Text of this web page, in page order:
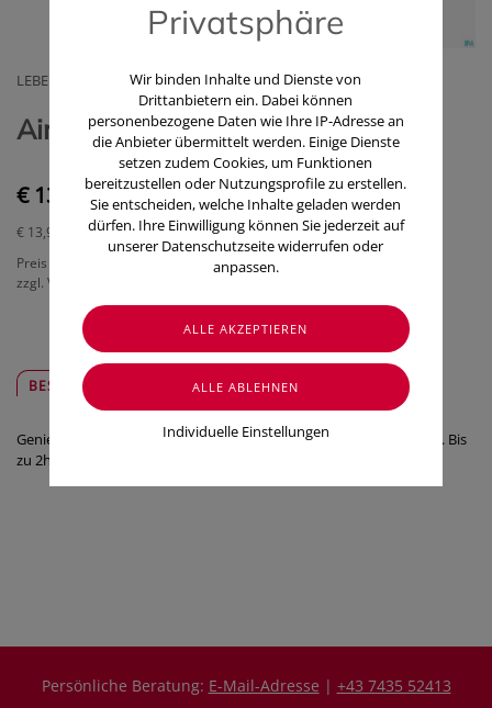
LEBENSWERT-PHARMA GMBH
Airflip Towel Grau 1 Stück
€ 13,90
€ 13,90
/ Stück
Preis inkl. MwSt.
zzgl. Versandkosten
BESCHREIBUNG SICHER & REGIONAL
Genieße unmittelbare Abkühlung beim Sport und an heißen Tage. Bis
zu 2h stark kühlende Wirkung.
Privatsphäre
Wir binden Inhalte und Dienste von
Drittanbietern ein. Dabei können
personenbezogene Daten wie Ihre IP-Adresse an
die Anbieter übermittelt werden. Einige Dienste
setzen zudem Cookies, um Funktionen
bereitzustellen oder Nutzungsprofile zu erstellen.
Sie entscheiden, welche Inhalte geladen werden
dürfen. Ihre Einwilligung können Sie jederzeit auf
unserer Datenschutzseite widerrufen oder
anpassen.
Individuelle Einstellungen
Persönliche Beratung: E-Mail-Adresse | +43 7435 52413